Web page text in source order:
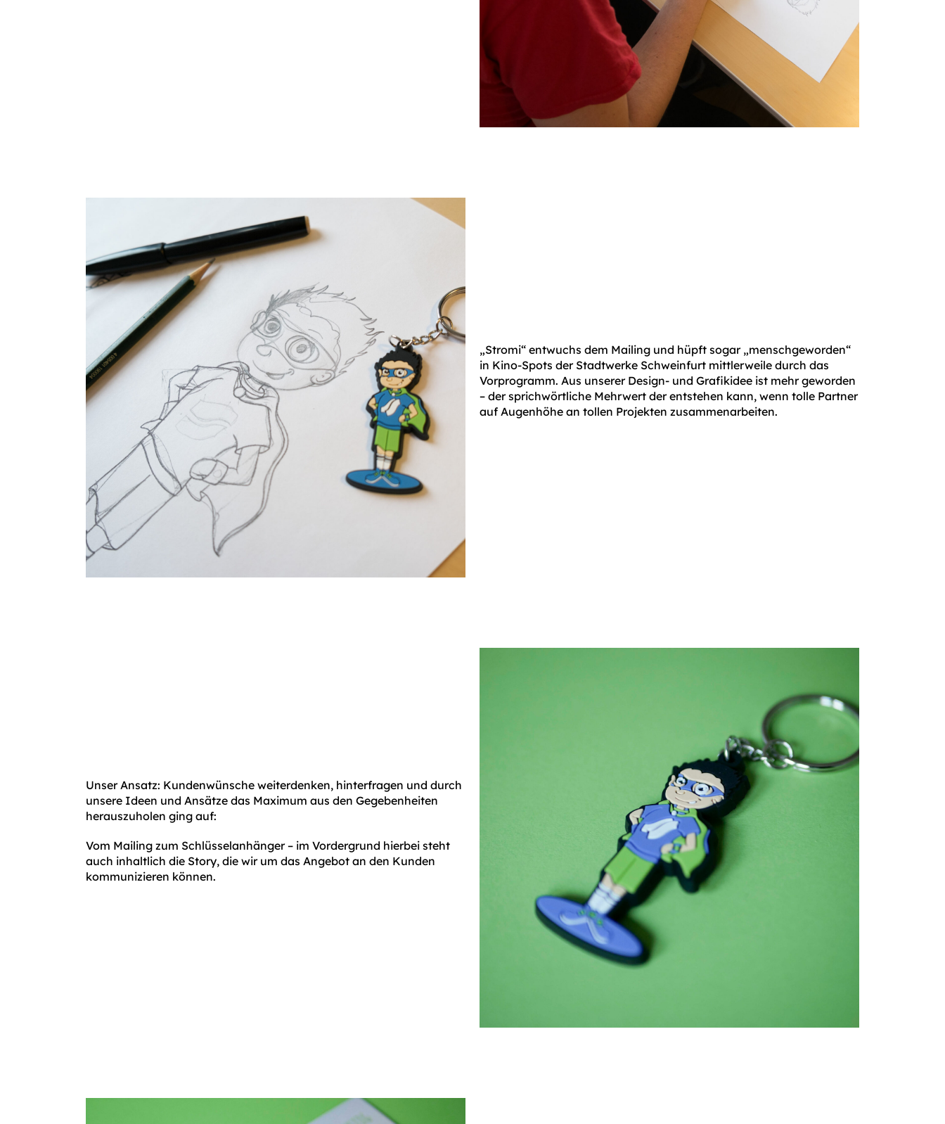
„Stromi“ entwuchs dem Mailing und hüpft sogar „menschgeworden“
in Kino-Spots der Stadtwerke Schweinfurt mittlerweile durch das
Vorprogramm. Aus unserer Design- und Grafikidee ist mehr geworden
– der sprichwörtliche Mehrwert der entstehen kann, wenn tolle Partner
auf Augenhöhe an tollen Projekten zusammenarbeiten.
Unser Ansatz: Kundenwünsche weiterdenken, hinterfragen und durch
unsere Ideen und Ansätze das Maximum aus den Gegebenheiten
herauszuholen ging auf:
Vom Mailing zum Schlüsselanhänger – im Vordergrund hierbei steht
auch inhaltlich die Story, die wir um das Angebot an den Kunden
kommunizieren können.